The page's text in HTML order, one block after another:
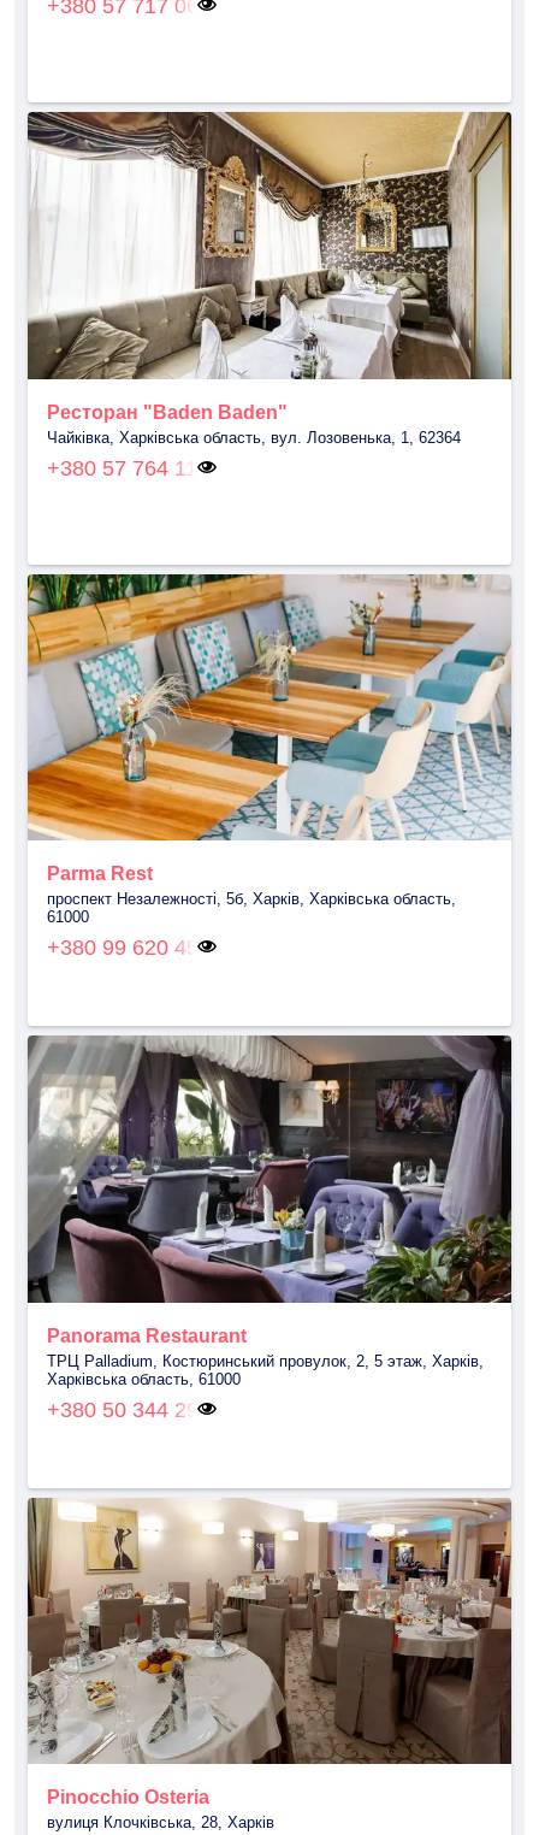
+380 57 717 06
Ресторан "Baden Baden"
Чайкiвка, Харківська область, вул. Лозовенька, 1, 62364
+380 57 764 11
Parma Rest
проспект Незалежності, 5б, Харків, Харківська область,
61000
+380 99 620 45
Panorama Restaurant
ТРЦ Palladium, Костюринський провулок, 2, 5 этаж, Харків,
Харківська область, 61000
+380 50 344 29
Pinocchio Osteria
вулиця Клочківська, 28, Харків